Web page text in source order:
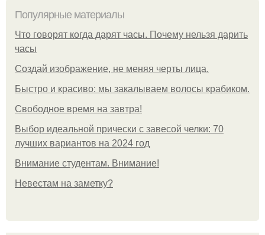
Популярные материалы
Что говорят когда дарят часы. Почему нельзя дарить
часы
Создай изображение, не меняя черты лица.
Быстро и красиво: мы закалываем волосы крабиком.
Свободное время на завтра!
Выбор идеальной прически с завесой челки: 70
лучших вариантов на 2024 год
Внимание студентам. Внимание!
Невестам на заметку?